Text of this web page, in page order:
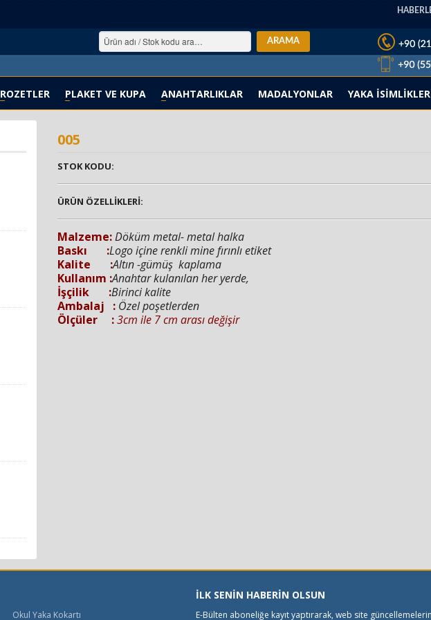
ROZETLER PLAKET VE KUPA ANAHTARLIKLAR MADALYONLAR YAKA
005
STOK KODU:
ÜRÜN ÖZELLİKLERİ:
Malzeme:Döküm metal- metal halka
Baskı :Logo içine renkli mine fırınlı etiket
Kalite :Altın -gümüş kaplama
Kullanım :Anahtar kulanılan her yerde,
İşçilik :Birinci kalite
Ambalaj : Özel poşetlerden
Ölçüler :3cm ile 7 cm arası değişir
Okul Yaka Kokartı
İLK SENİN HABERİN OLSUN
E-Bülten aboneliğe kayıt yaptırarak, web site